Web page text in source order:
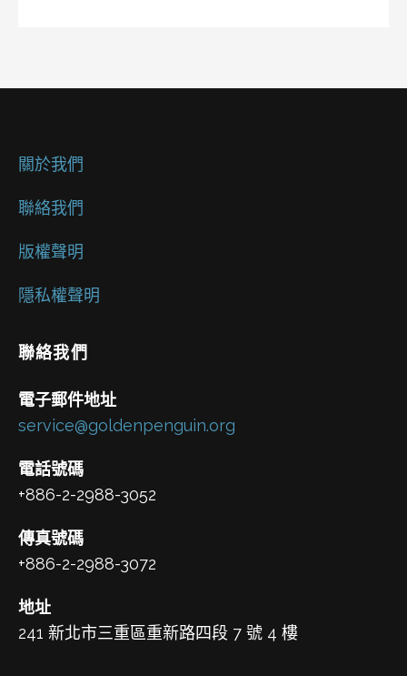
關於我們
聯絡我們
版權聲明
隱私權聲明
聯絡我們
電子郵件地址
service@goldenpenguin.org
電話號碼
+886-2-2988-3052
傳真號碼
+886-2-2988-3072
地址
241 新北市三重區重新路四段 7 號 4 樓